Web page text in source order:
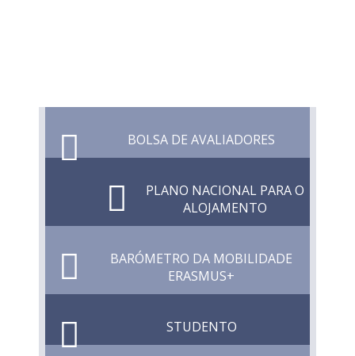
BOLSA DE AVALIADORES
PLANO NACIONAL PARA O
ALOJAMENTO
BARÓMETRO DA MOBILIDADE
ERASMUS+
STUDENTO